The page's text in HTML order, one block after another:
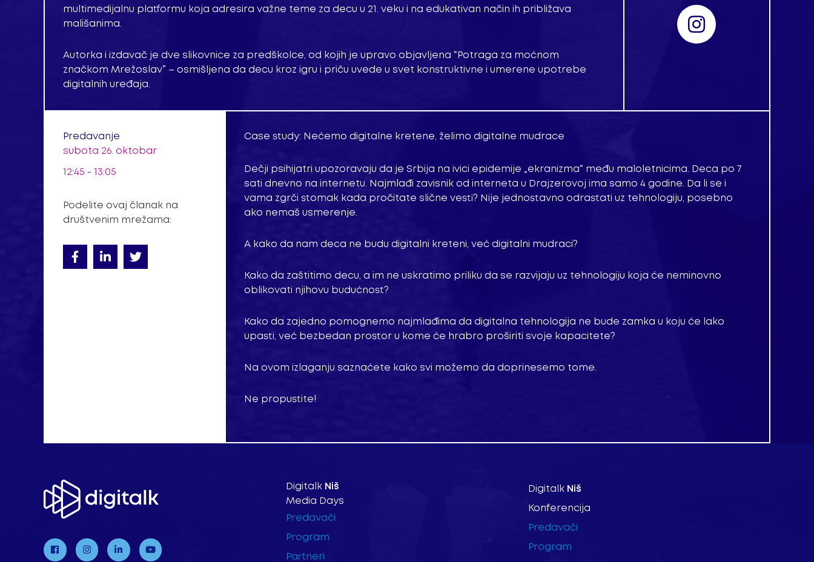
multimedijalnu platformu koja adresira važne teme za decu u 21. veku i na edukativan način ih približava
mališanima.
Autorka i izdavač je dve slikovnice za predškolce, od kojih je upravo objavljena “Potraga za moćnom
značkom Mrežoslav” – osmišljena da decu kroz igru i priču uvede u svet konstruktivne i umerene upotrebe
digitalnih uređaja.
Predavanje
subota 26. oktobar
12:45 - 13:05
Podelite ovaj članak na
društvenim mrežama:
Case study: Nećemo digitalne kretene, želimo digitalne mudrace
Dečji psihijatri upozoravaju da je Srbija na ivici epidemije „ekranizma“ među maloletnicima. Deca po 7
sati dnevno na internetu. Najmlađi zavisnik od interneta u Drajzerovoj ima samo 4 godine. Da li se i
vama zgrči stomak kada pročitate slične vesti? Nije jednostavno odrastati uz tehnologiju, posebno
ako nemaš usmerenje.
A kako da nam deca ne budu digitalni kreteni, već digitalni mudraci?
Kako da zaštitimo decu, a im ne uskratimo priliku da se razvijaju uz tehnologiju koja će neminovno
oblikovati njihovu budućnost?
Kako da zajedno pomognemo najmlađima da digitalna tehnologija ne bude zamka u koju će lako
upasti, već bezbedan prostor u kome će hrabro proširiti svoje kapacitete?
Na ovom izlaganju saznaćete kako svi možemo da doprinesemo tome.
Ne propustite!
Digitalk Niš
Media Days
Predavači
Program
Partneri
Digitalk Niš
Konferencija
Predavači
Program